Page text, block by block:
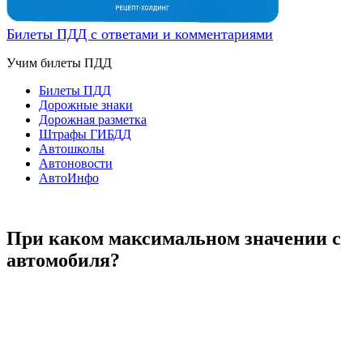
Билеты ПДД с ответами и комментариями
Учим билеты ПДД
Билеты ПДД
Дорожные знаки
Дорожная разметка
Штрафы ГИБДД
Автошколы
Автоновости
АвтоИнфо
При каком максимальном значении
автомобиля?